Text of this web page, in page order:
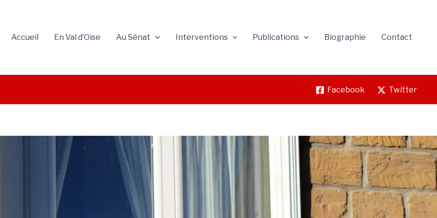
Accueil En Val d’Oise Au Sénat Interventions Publications Biographie Contact
Facebook Twitter